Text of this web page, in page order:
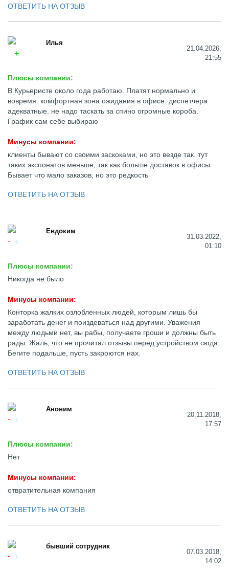
ОТВЕТИТЬ НА ОТЗЫВ
Илья
21.04.2026,
21:55
Плюсы компании:
В Курьеристе около года работаю. Платят нормально и
вовремя. комфортная зона ожидания в офисе. диспетчера
адекватные. не надо таскать за спино огромные короба.
График сам себе выбираю
Минусы компании:
клиенты бывают со своими заскоками, но это везде так. тут
таких экспонатов меньше, так как больше доставок в офисы.
Бывает что мало заказов, но это редкость
ОТВЕТИТЬ НА ОТЗЫВ
Евдоким
31.03.2022,
01:10
Плюсы компании:
Никогда не было
Минусы компании:
Конторка жалких озлобленных людей, которым лишь бы
заработать денег и поиздеваться над другими. Уважения
между людьми нет, вы рабы, получаете гроши и должны быть
рады. Жаль, что не прочитал отзывы перед устройством сюда.
Бегите подальше, пусть закроются нах.
ОТВЕТИТЬ НА ОТЗЫВ
Аноним
20.11.2018,
17:57
Плюсы компании:
Нет
Минусы компании:
отвратительная компания
ОТВЕТИТЬ НА ОТЗЫВ
бывший сотрудник
07.03.2018,
14:02